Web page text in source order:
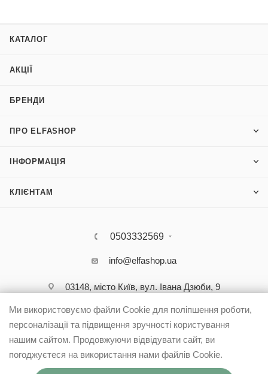
КАТАЛОГ
АКЦІЇ
БРЕНДИ
ПРО ELFASHOP
ІНФОРМАЦІЯ
КЛІЄНТАМ
0503332569
info@elfashop.ua
03148, місто Київ, вул. Івана Дзюби, 9
Ми використовуємо файли Cookie для поліпшення роботи,
персоналізації та підвищення зручності користування
нашим сайтом. Продовжуючи відвідувати сайт, ви
погоджуєтеся на використання нами файлів Cookie.